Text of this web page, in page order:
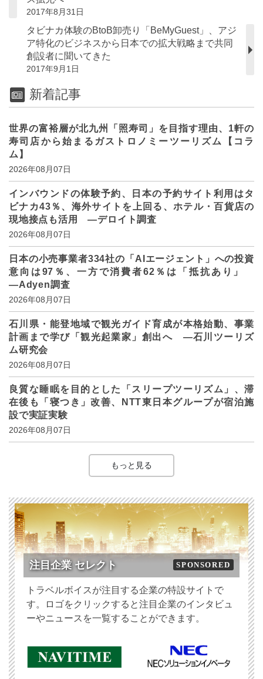
2017年8月31日
タビナカ体験のBtoB卸売り「BeMyGuest」、アジ
ア特化のビジネスから日本での拡大戦略まで共同
創設者に聞いてきた
2017年9月1日
新着記事
世界の富裕層が北九州「照寿司」を目指す理由、1軒の
寿司店から始まるガストロノミーツーリズム【コラ
ム】
2026年08月07日
インバウンドの体験予約、日本の予約サイト利用はタ
ビナカ43％、海外サイトを上回る、ホテル・百貨店の
現地接点も活用 ―デロイト調査
2026年08月07日
日本の小売事業者334社の「AIエージェント」への投資
意向は97％、一方で消費者62％は「抵抗あり」
―Adyen調査
2026年08月07日
石川県・能登地域で観光ガイド育成が本格始動、事業
計画まで学び「観光起業家」創出へ ―石川ツーリズ
ム研究会
2026年08月07日
良質な睡眠を目的とした「スリープツーリズム」、滞
在後も「寝つき」改善、NTT東日本グループが宿泊施
設で実証実験
2026年08月07日
もっと見る
注目企業 セレクト SPONSORED
トラベルボイスが注目する企業の特設サイトで
す。ロゴをクリックすると注目企業のインタビュ
ーやニュースを一覧することができます。